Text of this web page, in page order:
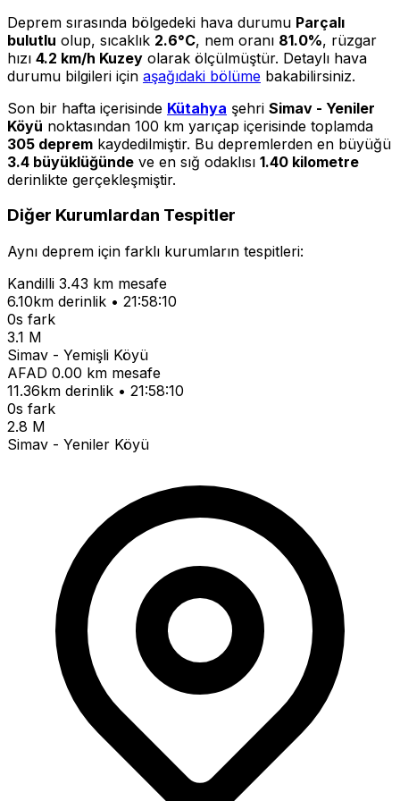
Deprem sırasında bölgedeki hava durumu Parçalı
bulutlu olup, sıcaklık 2.6°C, nem oranı 81.0%, rüzgar
hızı 4.2 km/h Kuzey olarak ölçülmüştür. Detaylı hava
durumu bilgileri için aşağıdaki bölüme bakabilirsiniz.
Son bir hafta içerisinde Kütahya şehri Simav - Yeniler
Köyü noktasından 100 km yarıçap içerisinde toplamda
305 deprem kaydedilmiştir. Bu depremlerden en büyüğü
3.4 büyüklüğünde ve en sığ odaklısı 1.40 kilometre
derinlikte gerçekleşmiştir.
Diğer Kurumlardan Tespitler
Aynı deprem için farklı kurumların tespitleri:
Kandilli 3.43 km mesafe
6.10km derinlik • 21:58:10
0s fark
3.1 M
Simav - Yemişli Köyü
AFAD 0.00 km mesafe
11.36km derinlik • 21:58:10
0s fark
2.8 M
Simav - Yeniler Köyü